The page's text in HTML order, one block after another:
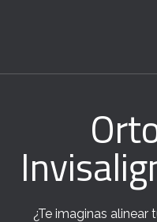
¿Te imaginas alinear